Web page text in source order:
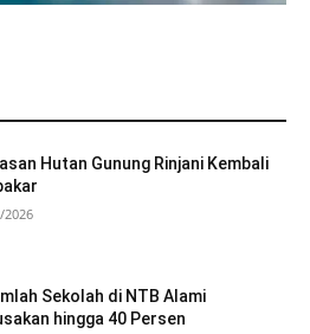
Hutan Gunung Rinjani Kembali
2026
Sekolah di NTB Alami
hingga 40 Persen